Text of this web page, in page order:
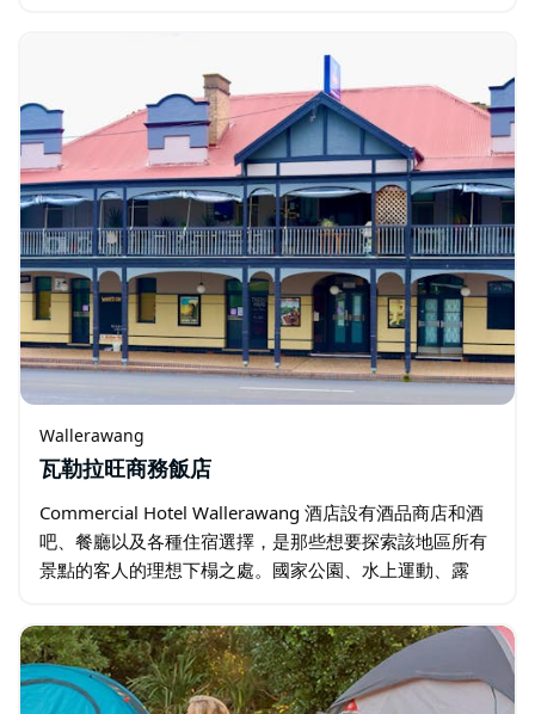
Wallerawang
瓦勒拉旺商務飯店
Commercial Hotel Wallerawang 酒店設有酒品商店和酒
吧、餐廳以及各種住宿選擇，是那些想要探索該地區所有
景點的客人的理想下榻之處。國家公園、水上運動、露
車、騎馬…